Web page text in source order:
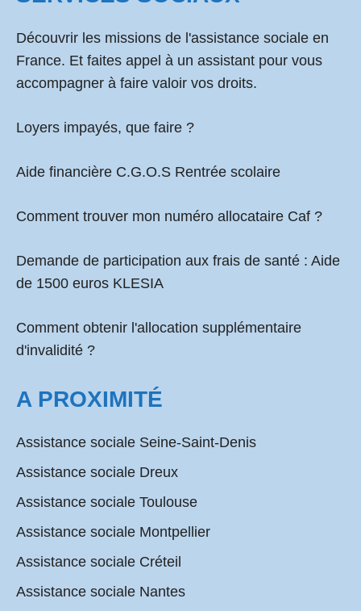
Découvrir les missions de l'assistance sociale en
France. Et faites appel à un assistant pour vous
accompagner à faire valoir vos droits.
Loyers impayés, que faire ?
Aide financière C.G.O.S Rentrée scolaire
Comment trouver mon numéro allocataire Caf ?
Demande de participation aux frais de santé : Aide
de 1500 euros KLESIA
Comment obtenir l'allocation supplémentaire
d'invalidité ?
A PROXIMITÉ
Assistance sociale Seine-Saint-Denis
Assistance sociale Dreux
Assistance sociale Toulouse
Assistance sociale Montpellier
Assistance sociale Créteil
Assistance sociale Nantes